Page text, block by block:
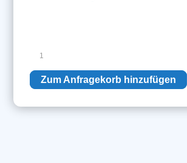
Offener
CT-
Indikator
Zum Anfragekorb hinzufügen